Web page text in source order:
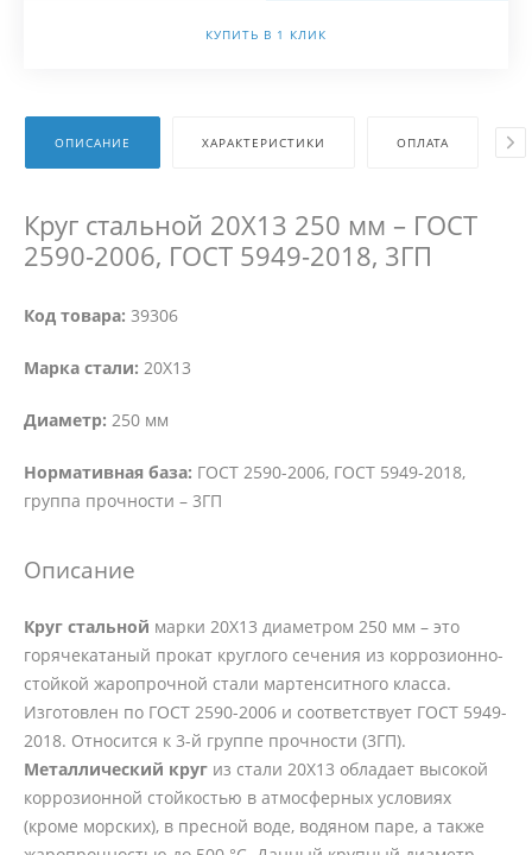
КУПИТЬ В 1 КЛИК
ОПИСАНИЕ ХАРАКТЕРИСТИКИ ОПЛАТА
Круг стальной 20Х13 250 мм – ГОСТ
2590-2006, ГОСТ 5949-2018, 3ГП
Код товара: 39306
Марка стали: 20Х13
Диаметр: 250 мм
Нормативная база: ГОСТ 2590-2006, ГОСТ 5949-2018,
группа прочности – 3ГП
Описание
Круг стальной марки 20Х13 диаметром 250 мм – это
горячекатаный прокат круглого сечения из коррозионно-
стойкой жаропрочной стали мартенситного класса.
Изготовлен по ГОСТ 2590-2006 и соответствует ГОСТ 5949-
2018. Относится к 3-й группе прочности (3ГП).
Металлический круг из стали 20Х13 обладает высокой
коррозионной стойкостью в атмосферных условиях
(кроме морских), в пресной воде, водяном паре, а также